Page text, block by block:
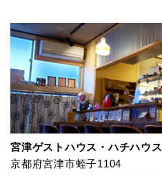
宮津ゲストハウス・ハチハウス
京都府宮津市蛭子1104